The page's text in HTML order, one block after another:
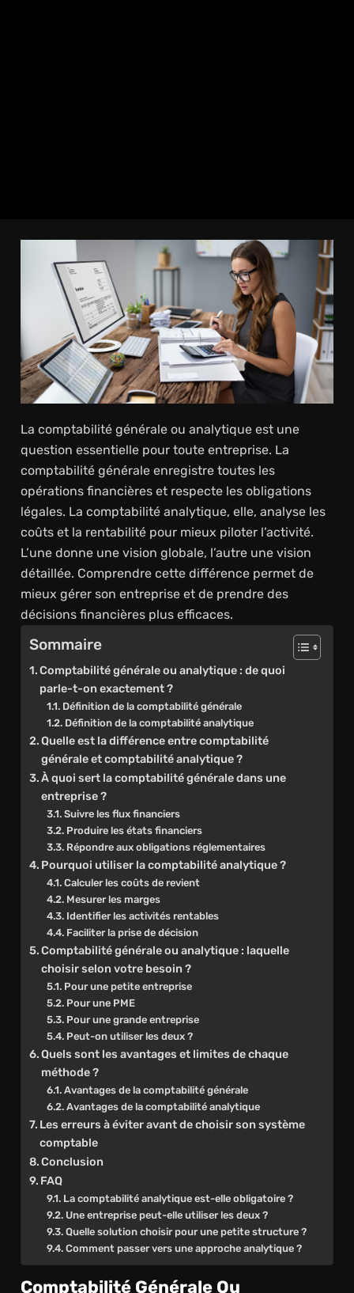
La comptabilité générale ou analytique est une
question essentielle pour toute entreprise. La
comptabilité générale enregistre toutes les
opérations financières et respecte les obligations
légales. La comptabilité analytique, elle, analyse les
coûts et la rentabilité pour mieux piloter l’activité.
L’une donne une vision globale, l’autre une vision
détaillée. Comprendre cette différence permet de
mieux gérer son entreprise et de prendre des
décisions financières plus efficaces.
Sommaire
Comptabilité générale ou analytique : de quoi
parle-t-on exactement ?
Définition de la comptabilité générale
Définition de la comptabilité analytique
Quelle est la différence entre comptabilité
générale et comptabilité analytique ?
À quoi sert la comptabilité générale dans une
entreprise ?
Suivre les flux financiers
Produire les états financiers
Répondre aux obligations réglementaires
Pourquoi utiliser la comptabilité analytique ?
Calculer les coûts de revient
Mesurer les marges
Identifier les activités rentables
Faciliter la prise de décision
Comptabilité générale ou analytique : laquelle
choisir selon votre besoin ?
Pour une petite entreprise
Pour une PME
Pour une grande entreprise
Peut-on utiliser les deux ?
Quels sont les avantages et limites de chaque
méthode ?
Avantages de la comptabilité générale
Avantages de la comptabilité analytique
Les erreurs à éviter avant de choisir son système
comptable
Conclusion
FAQ
La comptabilité analytique est-elle obligatoire ?
Une entreprise peut-elle utiliser les deux ?
Quelle solution choisir pour une petite structure ?
Comment passer vers une approche analytique ?
Comptabilité Générale Ou